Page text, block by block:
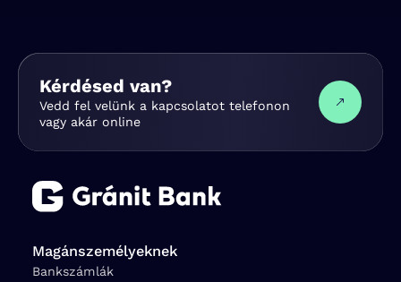
Kérdésed van?
Vedd fel velünk a kapcsolatot telefonon
vagy akár online
Magánszemélyeknek
Bankszámlák